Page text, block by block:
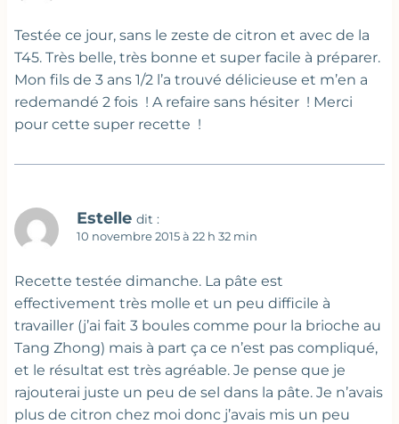
Testée ce jour, sans le zeste de citron et avec de la
T45. Très belle, très bonne et super facile à préparer.
Mon fils de 3 ans 1/2 l’a trouvé délicieuse et m’en a
redemandé 2 fois ! A refaire sans hésiter ! Merci
pour cette super recette !
Estelle dit :
10 novembre 2015 à 22 h 32 min
Recette testée dimanche. La pâte est
effectivement très molle et un peu difficile à
travailler (j’ai fait 3 boules comme pour la brioche au
Tang Zhong) mais à part ça ce n’est pas compliqué,
et le résultat est très agréable. Je pense que je
rajouterai juste un peu de sel dans la pâte. Je n’avais
plus de citron chez moi donc j’avais mis un peu